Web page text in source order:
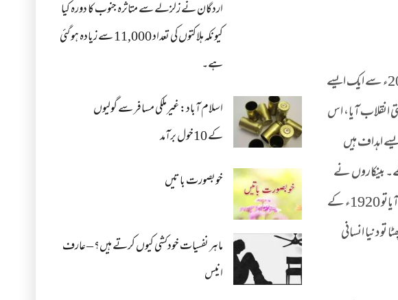
اردگان نے زلزلے سے متاثرہ جنوب کا دورہ کیا
کیونکہ ہلاکتوں کی تعداد 11,000 سے زیادہ ہو گئی
ہے۔
اسلام آباد: غیرملکی مسافر سے گولیوں
کے 10خول برآمد
خوبصورت باتیں
ماہر نفسیات خودکشی کیوں کرتے ہیں؟ – عارف
انیس
گذشتہ صدی میں جس جدید سودی معیشت نے اپنے پنجے ایک عالمی مالیاتی نظام کے زبردستی نفاذ کے ذریعے گاڑے تھے، 2008ء سے ایک ایسے
انقلاب آیا، اس
اہداف ہیں
بینکاروں نے
جنگ کی ہولناکیوں کے دوران اسلحے کی تجارت کے لئے قرض دے کر بے پناہ سود کمایا ہوا تھا۔ یہ سودی سرمایہ جب مارکیٹ میں آیاتو 1920ء کے
معاشی” بلبلہ پھٹا تو دنیا انسانی